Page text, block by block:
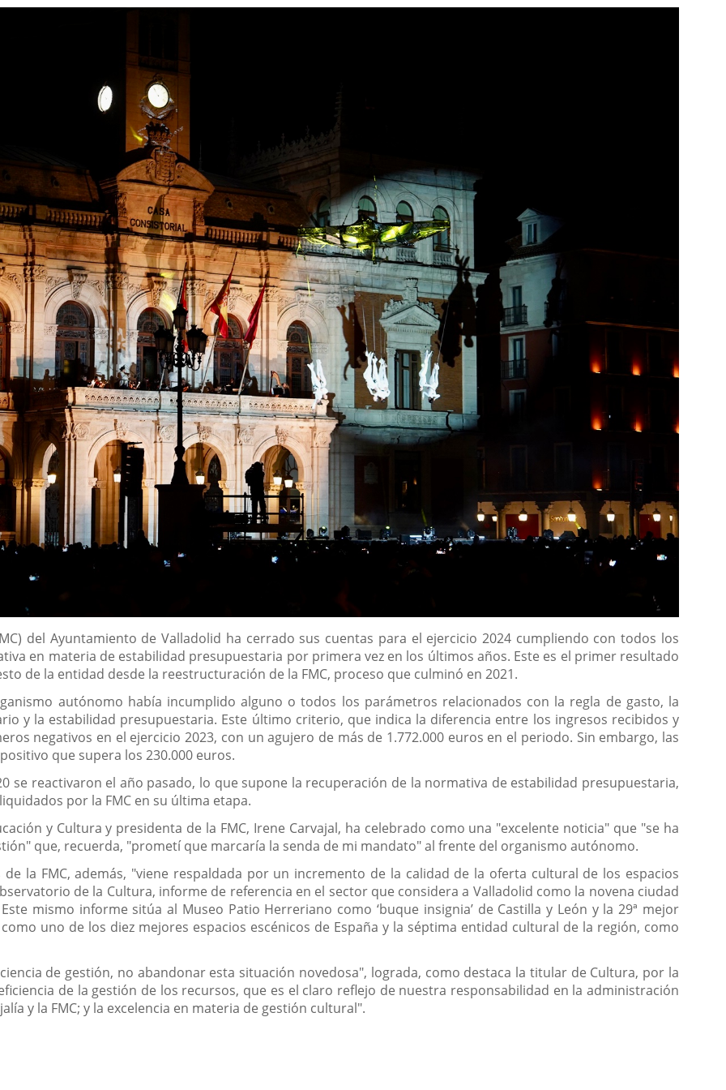
del Ayuntamiento de Valladolid ha cerrado sus cuentas para el ejercicio 2024 cumpliendo con todos los
en materia de estabilidad presupuestaria por primera vez en los últimos años. Este es el primer resultado
de la entidad desde la reestructuración de la FMC, proceso que culminó en 2021.
autónomo había incumplido alguno o todos los parámetros relacionados con la regla de gasto, la
y la estabilidad presupuestaria. Este último criterio, que indica la diferencia entre los ingresos recibidos y
negativos en el ejercicio 2023, con un agujero de más de 1.772.000 euros en el periodo. Sin embargo, las
que supera los 230.000 euros.
se reactivaron el año pasado, lo que supone la recuperación de la normativa de estabilidad presupuestaria,
por la FMC en su última etapa.
y Cultura y presidenta de la FMC, Irene Carvajal, ha celebrado como una "excelente noticia" que "se ha
que, recuerda, "prometí que marcaría la senda de mi mandato" al frente del organismo autónomo.
la FMC, además, "viene respaldada por un incremento de la calidad de la oferta cultural de los espacios
de la Cultura, informe de referencia en el sector que considera a Valladolid como la novena ciudad
mismo informe sitúa al Museo Patio Herreriano como ‘buque insignia’ de Castilla y León y la 29ª mejor
uno de los diez mejores espacios escénicos de España y la séptima entidad cultural de la región, como
de gestión, no abandonar esta situación novedosa", lograda, como destaca la titular de Cultura, por la
de la gestión de los recursos, que es el claro reflejo de nuestra responsabilidad en la administración
y la FMC; y la excelencia en materia de gestión cultural".